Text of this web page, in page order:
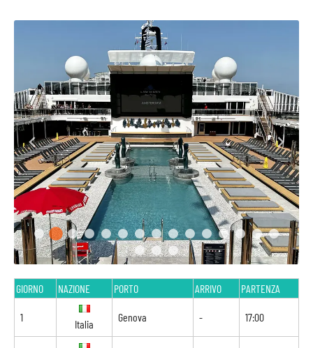
GIORNO NAZIONE PORTO ARRIVO PARTENZA
1
Italia
Genova - 17:00